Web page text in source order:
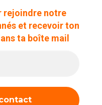
rejoindre notre
et recevoir ton
ta boîte mail